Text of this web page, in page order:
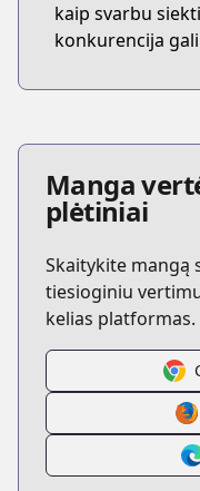
kaip svarbu
konkurencija
Manga
plėtiniai
Skaitykite mangą
tiesioginiu
kelias platformas.